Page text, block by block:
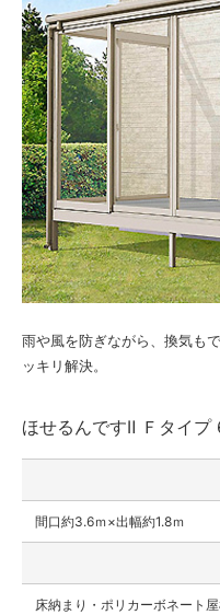
雨や風を防ぎながら、換気も
ッキリ解決。
ほせるんですⅡ Ｆタイプ
間口約3.6ｍ×出幅約1.8ｍ
床納まり・ポリカーボネート